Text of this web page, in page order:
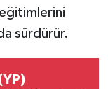
sürdürür.